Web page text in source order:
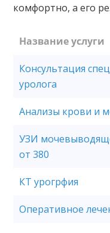
комфортно, а его
Название услуги
Консультация
уролога
Анализы крови и
УЗИ
от 380
КТ урогрфия
Оперативное